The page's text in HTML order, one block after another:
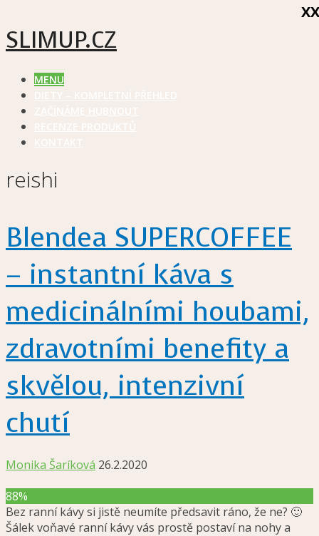
SLIMUP.CZ
MENU
reishi
Blendea SUPERCOFFEE
– instantní káva s
medicinálními houbami,
zdravotními benefity a
skvělou, intenzivní
chutí
Monika Šaríková 26.2.2020
88%
Bez ranní kávy si jistě neumíte předsavit ráno, že ne? 🙂
Šálek voňavé ranní kávy vás prostě postaví na nohy a
XX